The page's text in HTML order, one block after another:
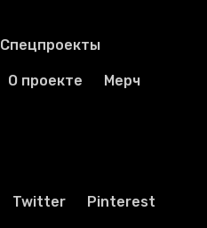
Спецпроекты
О проекте Мерч
Twitter Pinterest